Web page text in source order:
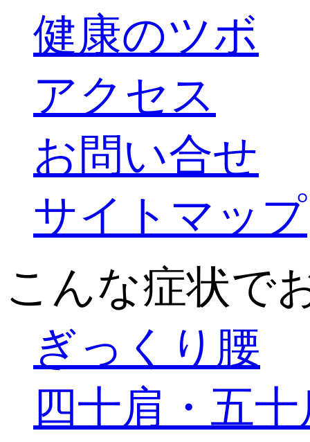
健康のツボ
アクセス
お問い合せ
サイトマップ
こんな症状で
ぎっくり腰
四十肩・五